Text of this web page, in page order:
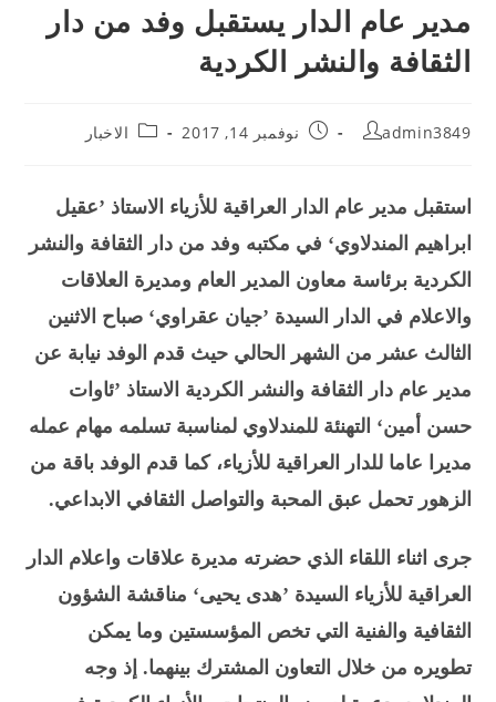
مدير عام الدار يستقبل وفد من دار
الثقافة والنشر الكردية
admin3849 نوفمبر 14, 2017 الاخبار
استقبل مدير عام الدار العراقية للأزياء الاستاذ ’عقيل
ابراهيم المندلاوي‘ في مكتبه وفد من دار الثقافة والنشر
الكردية برئاسة معاون المدير العام ومديرة العلاقات
والاعلام في الدار السيدة ’جيان عقراوي‘ صباح الاثنين
الثالث عشر من الشهر الحالي حيث قدم الوفد نيابة عن
مدير عام دار الثقافة والنشر الكردية الاستاذ ’ئاوات
حسن أمين‘ التهنئة للمندلاوي لمناسبة تسلمه مهام عمله
مديرا عاما للدار العراقية للأزياء، كما قدم الوفد باقة من
الزهور تحمل عبق المحبة والتواصل الثقافي الابداعي.
جرى اثناء اللقاء الذي حضرته مديرة علاقات واعلام الدار
العراقية للأزياء السيدة ’هدى يحيى‘ مناقشة الشؤون
الثقافية والفنية التي تخص المؤسستين وما يمكن
تطويره من خلال التعاون المشترك بينهما. إذ وجه